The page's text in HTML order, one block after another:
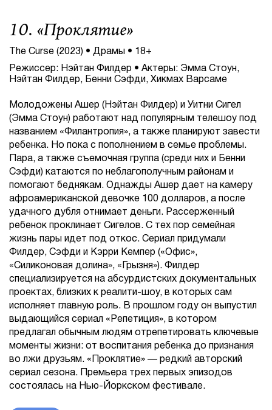
10. «Проклятие»
The Curse (2023) • Драмы • 18+
Режиссер: Нэйтан Филдер • Актеры: Эмма Стоун,
Нэйтан Филдер, Бенни Сэфди, Хикмах Варсаме
Молодожены Ашер (Нэйтан Филдер) и Уитни Сигел
(Эмма Стоун) работают над популярным телешоу под
названием «Филантропия», а также планируют завести
ребенка. Но пока с пополнением в семье проблемы.
Пара, а также съемочная группа (среди них и Бенни
Сэфди) катаются по неблагополучным районам и
помогают беднякам. Однажды Ашер дает на камеру
афроамериканской девочке 100 долларов, а после
удачного дубля отнимает деньги. Рассерженный
ребенок проклинает Сигелов. С тех пор семейная
жизнь пары идет под откос. Сериал придумали
Филдер, Сэфди и Кэрри Кемпер («Офис»,
«Силиконовая долина», «Грызня»). Филдер
специализируется на абсурдистских документальных
проектах, близких к реалити-шоу, в которых сам
исполняет главную роль. В прошлом году он выпустил
выдающийся сериал «Репетиция», в котором
предлагал обычным людям отрепетировать ключевые
моменты жизни: от воспитания ребенка до признания
во лжи друзьям. «Проклятие» — редкий авторский
сериал сезона. Премьера трех первых эпизодов
состоялась на Нью-Йоркском фестивале.